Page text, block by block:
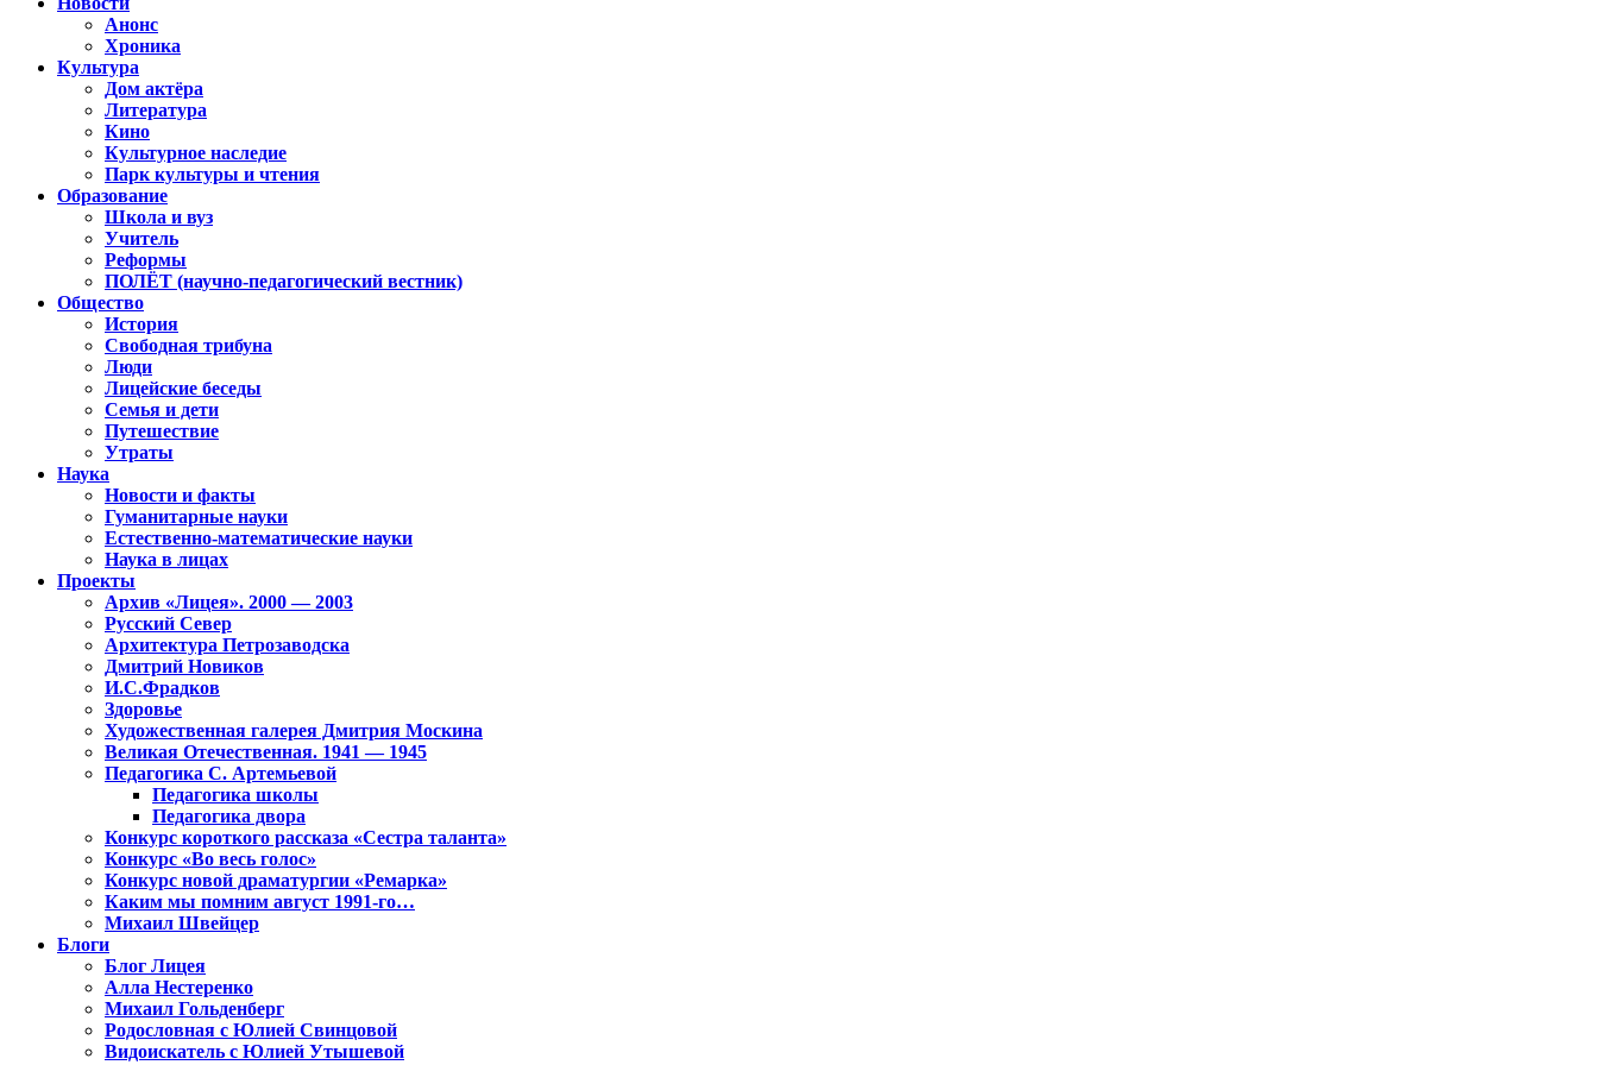
Анонс
Хроника
Культура
Дом актёра
Литература
Кино
Культурное наследие
Парк культуры и чтения
Образование
Школа и вуз
Учитель
Реформы
ПОЛЁТ (научно-педагогический вестник)
Общество
История
Свободная трибуна
Люди
Лицейские беседы
Семья и дети
Путешествие
Утраты
Наука
Новости и факты
Гуманитарные науки
Естественно-математические науки
Наука в лицах
Проекты
Архив «Лицея». 2000 — 2003
Русский Север
Архитектура Петрозаводска
Дмитрий Новиков
И.С.Фрадков
Здоровье
Художественная галерея Дмитрия Москина
Великая Отечественная. 1941 — 1945
Педагогика С. Артемьевой
Педагогика школы
Педагогика двора
Конкурс короткого рассказа «Сестра таланта»
Конкурс «Во весь голос»
Конкурс новой драматургии «Ремарка»
Каким мы помним август 1991-го…
Михаил Швейцер
Блоги
Блог Лицея
Алла Нестеренко
Михаил Гольденберг
Родословная с Юлией Свинцовой
Видоискатель с Юлией Утышевой